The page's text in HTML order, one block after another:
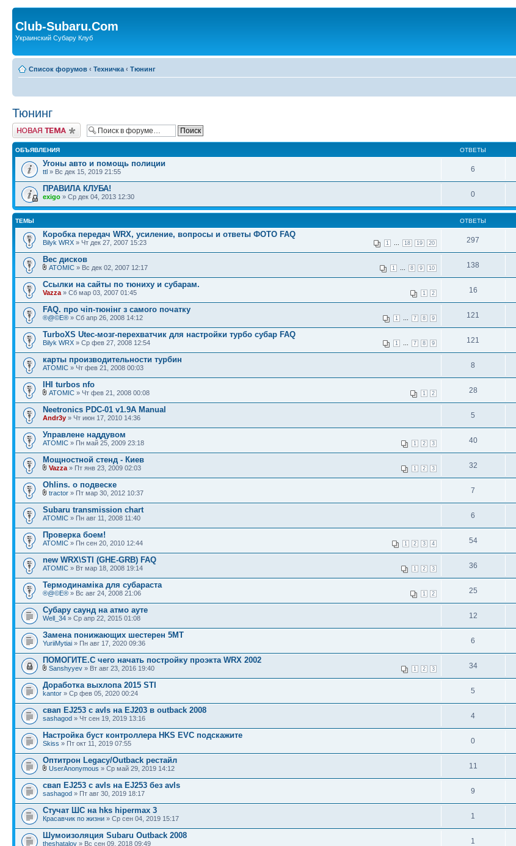
Club-Subaru.Com
Украинский Субару Клуб
Список форумов ‹ Техничка ‹ Тюнинг
Тюнинг
Новая тема
ОБЪЯВЛЕНИЯ ОТВЕТЫ
Угоны авто и помощь полиции
ttl » Вс дек 15, 2019 21:55 6
ПРАВИЛА КЛУБА!
exigo » Ср дек 04, 2013 12:30 0
ТЕМЫ ОТВЕТЫ
Коробка передач WRX, усиление, вопросы и ответы ФОТО FAQ
1 18 19 20
Bilyk WRX » Чт дек 27, 2007 15:23 297
Вес дисков
1 8 9 10
ATOMIC » Вс дек 02, 2007 12:17 138
Ссылки на сайты по тюниху и субарам.
1 2
Vazza » Сб мар 03, 2007 01:45 16
FAQ. про чіп-тюнінг з самого початку
1 7 8 9
®@©E® » Сб апр 26, 2008 14:12 121
TurboXS Utec-мозг-перехватчик для настройки турбо субар FAQ
1 7 8 9
Bilyk WRX » Ср фев 27, 2008 12:54 121
карты производительности турбин
ATOMIC » Чт фев 21, 2008 00:03 8
IHI turbos nfo
1 2
ATOMIC » Чт фев 21, 2008 00:08 28
Neetronics PDC-01 v1.9A Manual
Andr3y » Чт июн 17, 2010 14:36 5
Управлене наддувом
1 2 3
ATOMIC » Пн май 25, 2009 23:18 40
Мощностной стенд - Киев
1 2 3
Vazza » Пт янв 23, 2009 02:03 32
Ohlins. о подвеске
tractor » Пт мар 30, 2012 10:37 7
Subaru transmission chart
ATOMIC » Пн авг 11, 2008 11:40 6
Проверка боем!
1 2 3 4
ATOMIC » Пн сен 20, 2010 12:44 54
new WRX\STI (GHE-GRB) FAQ
1 2 3
ATOMIC » Вт мар 18, 2008 19:14 36
Термодинаміка для субараста
1 2
®@©E® » Вс авг 24, 2008 21:06 25
Субару саунд на атмо ауте
Well_34 » Ср апр 22, 2015 01:08 12
Замена понижающих шестерен 5МТ
YuriiMytiai » Пн авг 17, 2020 09:36 6
ПОМОГИТЕ.C чего начать постройку проэкта WRX 2002
1 2 3
Sanshyyev » Вт авг 23, 2016 19:40 34
Доработка выхлопа 2015 STI
kantor » Ср фев 05, 2020 00:24 5
свап EJ253 c avls на EJ203 в outback 2008
sashagod » Чт сен 19, 2019 13:16 4
Настройка буст контроллера HKS EVC подскажите
Skiss » Пт окт 11, 2019 07:55 0
Оптитрон Legacy/Outback рестайл
UserAnonymous » Ср май 29, 2019 14:12 11
свап EJ253 c avls на EJ253 без avls
sashagod » Пт авг 30, 2019 18:17 9
Стучат ШС на hks hipermax 3
Красавчик по жизни » Ср сен 04, 2019 15:17 1
Шумоизоляция Subaru Outback 2008
theshatalov » Вс сен 09, 2018 09:49 1